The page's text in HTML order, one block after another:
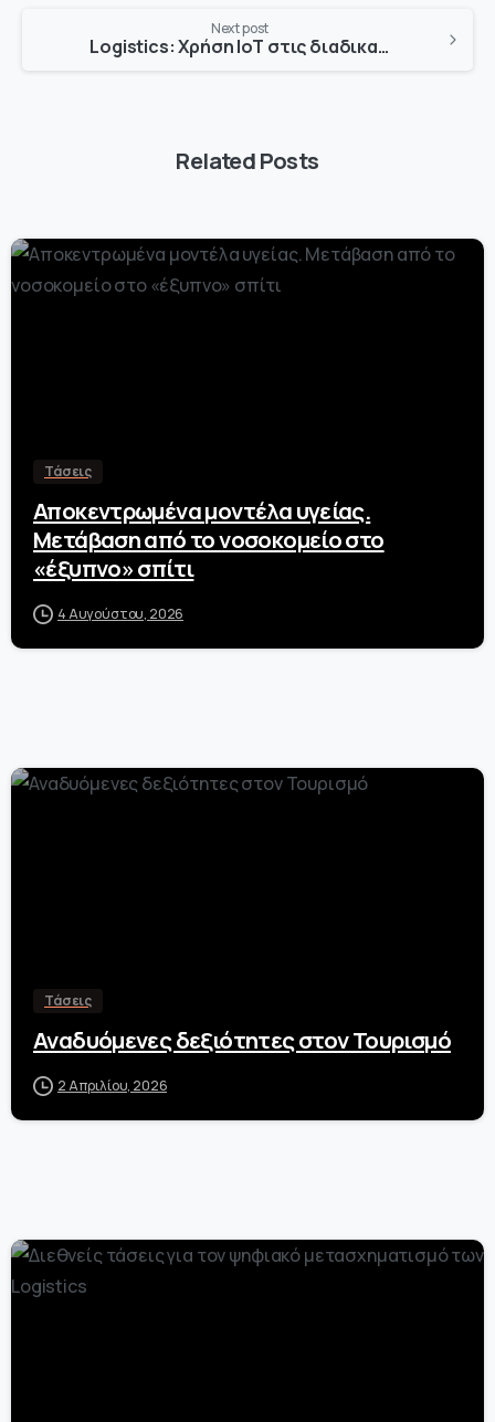
Next post
Logistics: Χρήση ΙοΤ στις διαδικασίες μεταφοράς και αποθήκευσης
Related Posts
Τάσεις
Αποκεντρωμένα μοντέλα υγείας.
Μετάβαση από το νοσοκομείο στο
«έξυπνο» σπίτι
4 Αυγούστου, 2026
Τάσεις
Αναδυόμενες δεξιότητες στον Τουρισμό
2 Απριλίου, 2026